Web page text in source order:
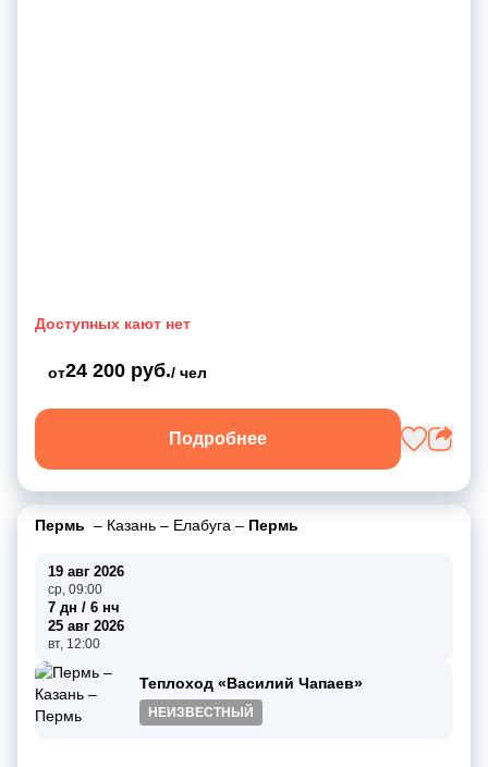
Доступных кают нет
от24 200 руб./ чел
Подробнее
Пермь – Казань – Елабуга – Пермь
19 авг 2026
ср, 09:00
7 дн / 6 нч
25 авг 2026
вт, 12:00
Теплоход «Василий Чапаев»
НЕИЗВЕСТНЫЙ